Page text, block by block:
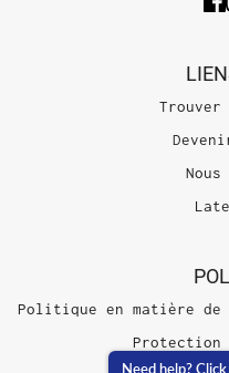
Trouver
Politique en matière de
Need help?